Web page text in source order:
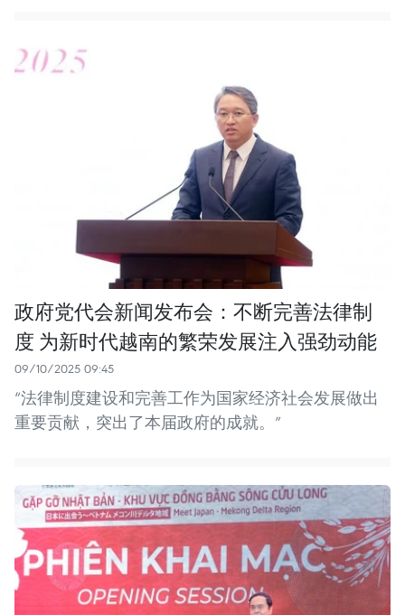
政府党代会新闻发布会：不断完善法律制
度 为新时代越南的繁荣发展注入强劲动能
09/10/2025 09:45
“法律制度建设和完善工作为国家经济社会发展做出
重要贡献，突出了本届政府的成就。”